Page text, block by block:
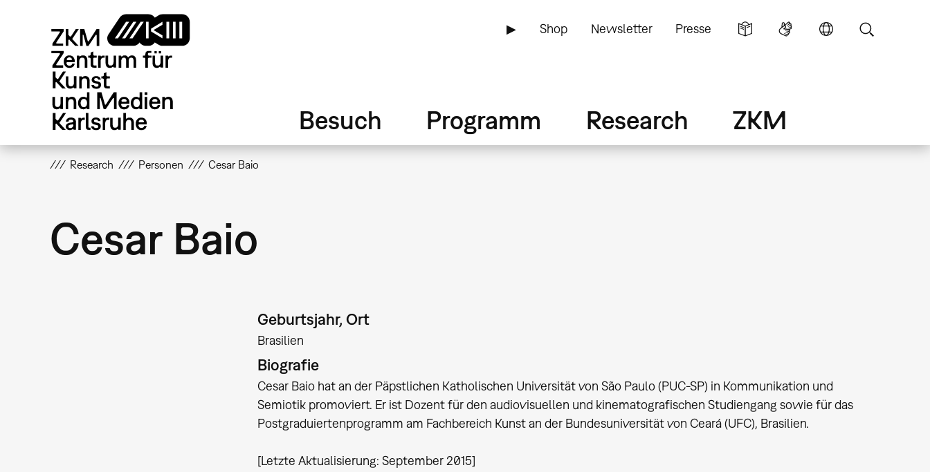
▶ Shop Newsletter Presse
Besuch Programm Research ZKM
Research Personen Cesar Baio
Cesar Baio
Geburtsjahr, Ort
Brasilien
Biografie
Cesar Baio hat an der Päpstlichen Katholischen Universität von São Paulo (PUC-SP) in Kommunikation und
Semiotik promoviert. Er ist Dozent für den audiovisuellen und kinematografischen Studiengang sowie für das
Postgraduiertenprogramm am Fachbereich Kunst an der Bundesuniversität von Ceará (UFC), Brasilien.
[Letzte Aktualisierung: September 2015]